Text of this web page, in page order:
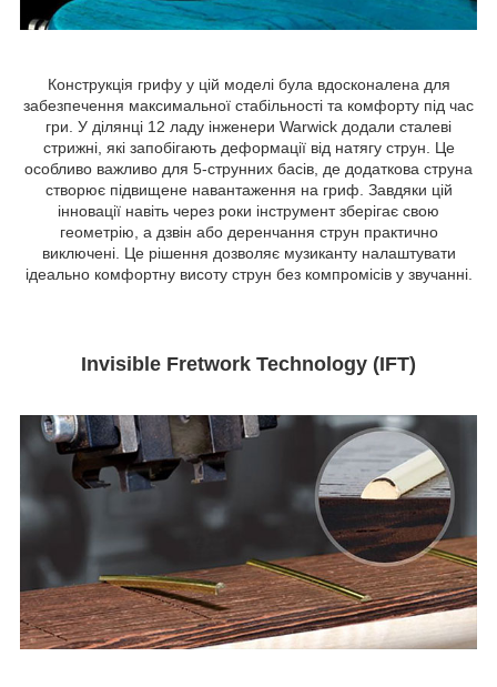
Конструкція грифу у цій моделі була вдосконалена для
забезпечення максимальної стабільності та комфорту під час
гри. У ділянці 12 ладу інженери Warwick додали сталеві
стрижні, які запобігають деформації від натягу струн. Це
особливо важливо для 5-струнних басів, де додаткова струна
створює підвищене навантаження на гриф. Завдяки цій
інновації навіть через роки інструмент зберігає свою
геометрію, а дзвін або деренчання струн практично
виключені. Це рішення дозволяє музиканту налаштувати
ідеально комфортну висоту струн без компромісів у звучанні.
Invisible Fretwork Technology (IFT)